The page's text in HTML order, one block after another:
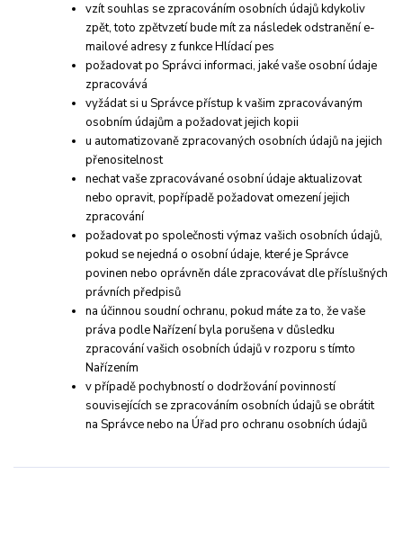
vzít souhlas se zpracováním osobních údajů kdykoliv
zpět, toto zpětvzetí bude mít za následek odstranění e-
mailové adresy z funkce Hlídací pes
požadovat po Správci informaci, jaké vaše osobní údaje
zpracovává
vyžádat si u Správce přístup k vašim zpracovávaným
osobním údajům a požadovat jejich kopii
u automatizovaně zpracovaných osobních údajů na jejich
přenositelnost
nechat vaše zpracovávané osobní údaje aktualizovat
nebo opravit, popřípadě požadovat omezení jejich
zpracování
požadovat po společnosti výmaz vašich osobních údajů,
pokud se nejedná o osobní údaje, které je Správce
povinen nebo oprávněn dále zpracovávat dle příslušných
právních předpisů
na účinnou soudní ochranu, pokud máte za to, že vaše
práva podle Nařízení byla porušena v důsledku
zpracování vašich osobních údajů v rozporu s tímto
Nařízením
v případě pochybností o dodržování povinností
souvisejících se zpracováním osobních údajů se obrátit
na Správce nebo na Úřad pro ochranu osobních údajů